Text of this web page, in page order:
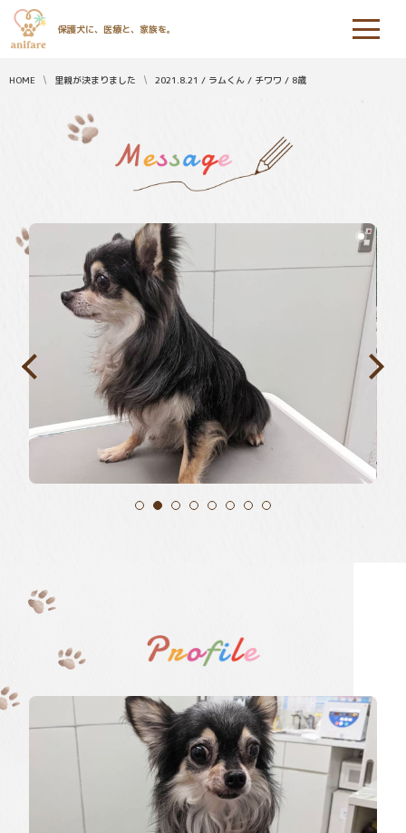
保護犬に、医療と、家族を。
HOME 里親が決まりました 2021.8.21 / ラムくん / チワワ / 8歳